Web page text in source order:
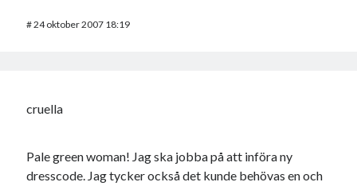
#24 oktober 2007 18:19
cruella
Pale green woman! Jag ska jobba på att införa ny
dresscode. Jag tycker också det kunde behövas en och